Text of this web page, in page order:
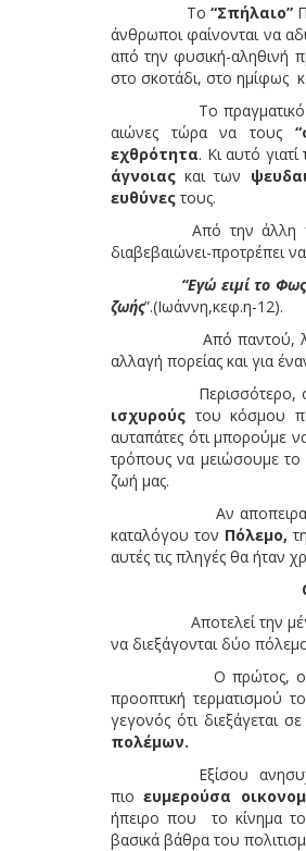
Το “Σπήλαιο”
άνθρωποι φαίνονται να
από την φυσική-αληθινή
στο σκοτάδι, στο ημίφως
Το πραγματικό
αιώνες τώρα να τους
εχθρότητα. Κι αυτό
άγνοιαςκαι των
ευθύνες τους.
Από την άλλη
διαβεβαιώνει-προτρέπει
“Εγώ ειμί το Φως του
ζωής”.(Ιωάννη,κεφ.η-12).
Από παντού,
αλλαγή πορείας και για
Περισσότερο,
ισχυρούς του κόσμου
αυταπάτες ότι μπορούμε
τρόπους να μειώσουμε το
ζωή μας.
Αν αποπειραθεί
καταλόγου τον Πόλεμο,
αυτές τις πληγές θα ήταν
Ο
Αποτελεί την
να διεξάγονται δύο
Ο πρώτος, ο
προοπτική τερματισμού
γεγονός ότι διεξάγεται
πολέμων.
Εξίσου
πιοευμερούσα
ήπειρο που το κίνημα
βασικά βάθρα του